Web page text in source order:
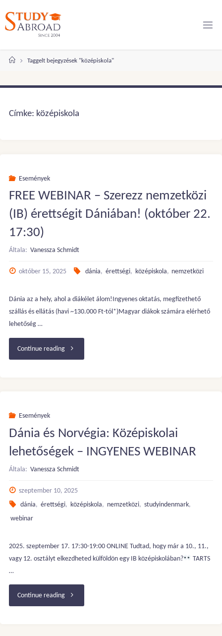
tartalomhoz
KezdőlapTaggelt bejegyzések "középiskola"
Címke: középiskola
Események
FREE WEBINAR – Szerezz nemzetközi
(IB) érettségit Dániában! (október 22.
17:30)
Általa: Vanessza Schmidt
október 15, 2025 dánia, érettségi, középiskola, nemzetközi
Dánia az a hely, ahol a diákélet álom!Ingyenes oktatás, megfizethető
szállás és ellátás (havi ~130.000 Ft-tól*)Magyar diákok számára elérhető
lehetőség …
Continue reading"FREE
nemzetközi
(IB)
17:30)"
Események
Dánia és Norvégia: Középiskolai
lehetőségek – INGYENES WEBINAR
Általa: Vanessza Schmidt
szeptember 10, 2025
dánia, érettségi, középiskola, nemzetközi, studyindenmark,
webinar
2025. szeptember 17. 17:30-19:00 ONLINE Tudtad, hogy már a 10., 11.,
vagy 12. osztályt elkezdheted külföldön egy IB középiskolában?
TARTS
…
Continue reading"Dánia